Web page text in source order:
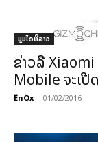
ມູມໄອທີລາວ
ຂ່າວລື
Mobile ຈະເປີ
ÊnÖx - 01/02/2016